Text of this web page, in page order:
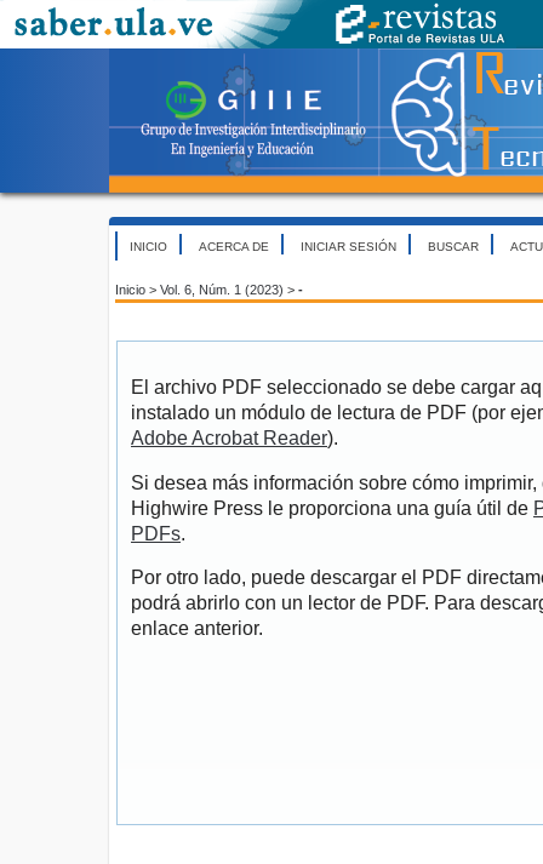
INICIO ACERCA DE INICIAR SESIÓN BUSCAR
Inicio > Vol. 6, Núm. 1 (2023) > -
El archivo PDF seleccionado se debe cargar
instalado un módulo de lectura de PDF (por
Adobe Acrobat Reader).
Si desea más información sobre cómo
Highwire Press le proporciona una guía útil de
PDFs.
Por otro lado, puede descargar el PDF
podrá abrirlo con un lector de PDF. Para
enlace anterior.